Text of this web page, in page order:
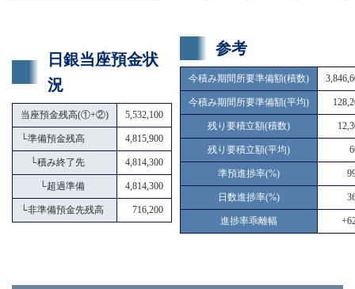
日銀当座預金状
況
当座預金残高(①+②) 5,532,100
└準備預金残高 4,815,900
└積み終了先 4,814,300
└超過準備 4,814,300
└非準備預金先残高 716,200
参考
今積み期間所要準備額(積数)
今積み期間所要準備額(平均)
残り要積立額(積数)
残り要積立額(平均)
準預進捗率(%)
日数進捗率(%)
進捗率乖離幅